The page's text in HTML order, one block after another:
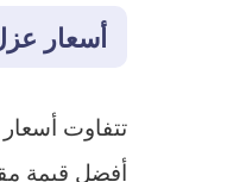
أسعار
تتفاوت
أفضل قيمة